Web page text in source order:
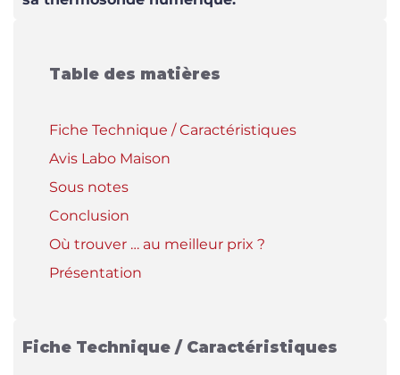
Table des matières
Fiche Technique / Caractéristiques
Avis Labo Maison
Sous notes
Conclusion
Où trouver … au meilleur prix ?
Présentation
Fiche Technique / Caractéristiques